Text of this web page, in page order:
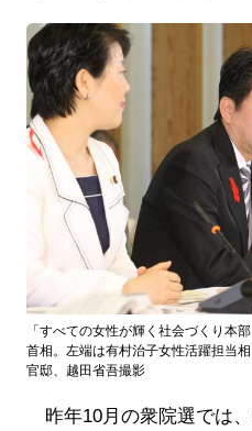
「すべての女性が輝く社会づくり本
首相。左端は有村治子女性活躍担当
官邸、越田省吾撮影
昨年10月の衆院選では